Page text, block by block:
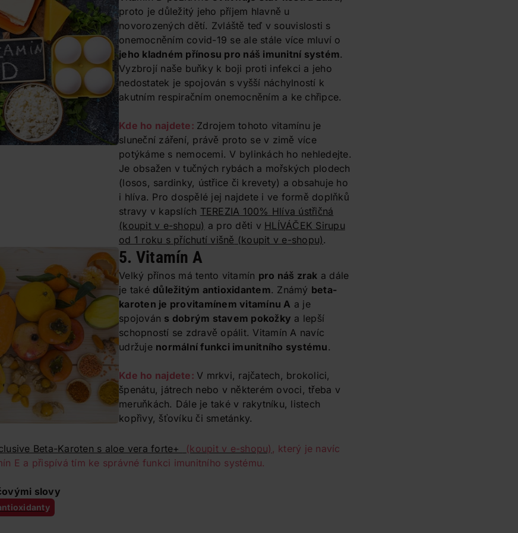
proto je důležitý jeho příjem hlavně u
novorozených dětí. Zvláště teď v souvislosti s
onemocněním covid-19 se ale stále více mluví o
jeho kladném přínosu pro náš imunitní systém.
Vyzbrojí naše buňky k boji proti infekci a jeho
nedostatek je spojován s vyšší náchylností k
akutním respiračním onemocněním a ke chřipce.
Kde ho najdete: Zdrojem tohoto vitamínu je
sluneční záření, právě proto se v zimě více
potýkáme s nemocemi. V bylinkách ho nehledejte.
Je obsažen v tučných rybách a mořských plodech
(losos, sardinky, ústřice či krevety) a obsahuje ho
i hlíva. Pro dospělé jej najdete i ve formě doplňků
stravy v kapslích TEREZIA 100% Hlíva ústřičná
(koupit v e-shopu) a pro děti v HLÍVÁČEK Sirupu
od 1 roku s příchutí višně (koupit v e-shopu).
5. Vitamín A
Velký přínos má tento vitamín pro náš zrak a dále
je také důležitým antioxidantem. Známý beta-
karoten je provitamínem vitamínu A a je
spojován s dobrým stavem pokožky a lepší
schopností se zdravě opálit. Vitamín A navíc
udržuje normální funkci imunitního systému.
Kde ho najdete: V mrkvi, rajčatech, brokolici,
špenátu, játrech nebo v některém ovoci, třeba v
meruňkách. Dále je také v rakytníku, listech
kopřivy, šťovíku či smetánky.
Beta-Karoten s aloe vera forte+ (koupit v e-shopu) , který je navíc
E a přispívá tím ke správné funkci imunitního systému.
slovy